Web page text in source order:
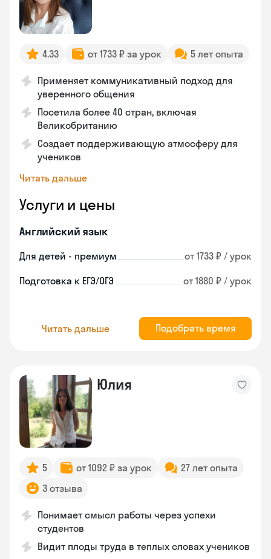
4.33 от 1733 ₽ за урок 5 лет опыта
Применяет коммуникативный подход для
уверенного общения
Посетила более 40 стран, включая
Великобританию
Создает поддерживающую атмосферу для
учеников
Читать дальше
Услуги и цены
Английский язык
Для детей - премиум от 1733 ₽ / урок
Подготовка к ЕГЭ/ОГЭ от 1880 ₽ / урок
Читать дальше Подобрать время
Юлия
5 от 1092 ₽ за урок
27 лет опыта
3 отзыва
Понимает смысл работы через успехи
студентов
Видит плоды труда в теплых словах учеников